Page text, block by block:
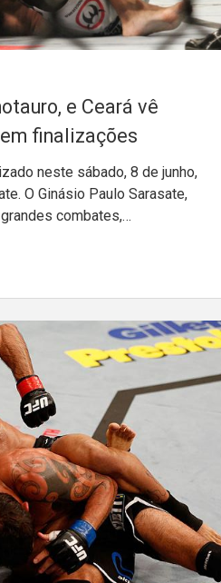
e Ceará vê
finalizações
neste sábado, 8 de junho,
O Ginásio Paulo Sarasate,
combates,…